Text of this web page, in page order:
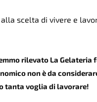
scelta di vivere e
rilevato La
non è da
tanta voglia di lavorare!